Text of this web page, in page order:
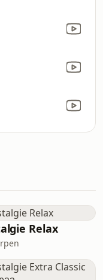
Relax